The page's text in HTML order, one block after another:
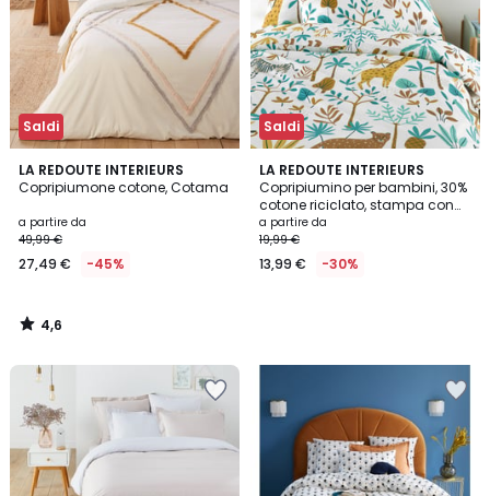
Saldi
LA REDOUTE INTERIEURS
Copripiumone cotone, Cotama
a partire da
49,99 €
27,49 € -45%
4,6
/ 5
4,6
/
Saldi
LA REDOUTE INTERIEURS
Copripiumino per bambini, 30%
cotone riciclato, stampa con
animali, JUNGLE
a partire da
19,99 €
13,99 € -30%